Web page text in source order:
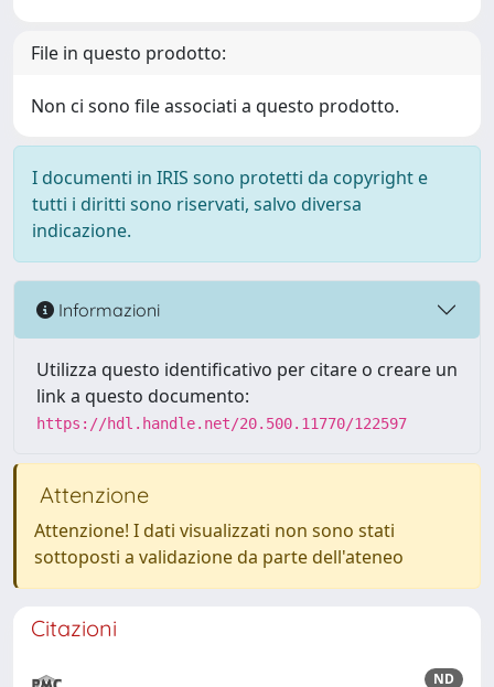
File in questo prodotto:
Non ci sono file associati a questo prodotto.
I documenti in IRIS sono protetti da copyright e
tutti i diritti sono riservati, salvo diversa
indicazione.
Informazioni
Utilizza questo identificativo per citare o creare un
link a questo documento:
https://hdl.handle.net/20.500.11770/122597
Attenzione
Attenzione! I dati visualizzati non sono stati
sottoposti a validazione da parte dell'ateneo
Citazioni
ND